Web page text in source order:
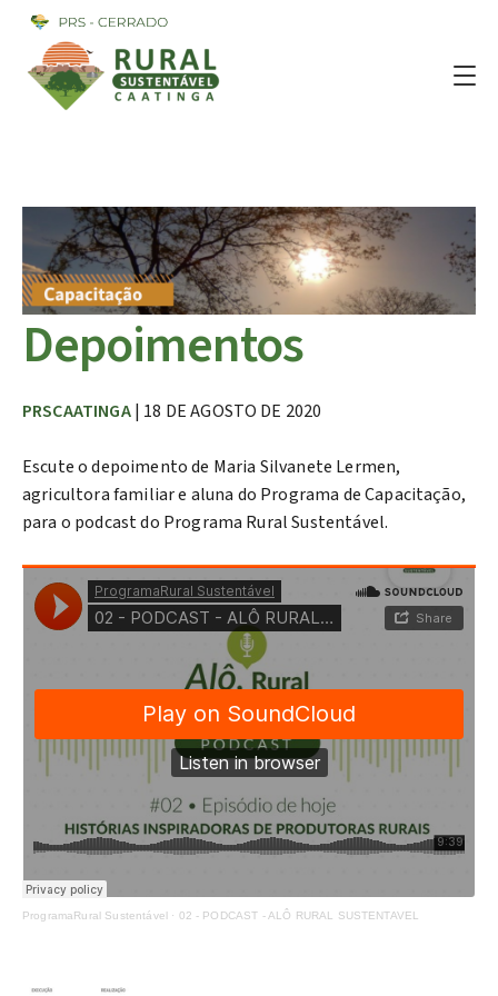
Depoimentos
PRSCAATINGA| 18 DE AGOSTO DE 2020
Escute o depoimento de Maria Silvanete Lermen,
agricultora familiar e aluna do Programa de Capacitação,
para o podcast do Programa Rural Sustentável.
ProgramaRural Sustentável · 02 - PODCAST - ALÔ RURAL SUSTENTAVEL